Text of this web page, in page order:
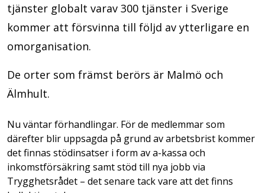
tjänster globalt varav 300 tjänster i Sverige
kommer att försvinna till följd av ytterligare en
omorganisation.
De orter som främst berörs är Malmö och
Älmhult.
Nu väntar förhandlingar. För de medlemmar som
därefter blir uppsagda på grund av arbetsbrist kommer
det finnas stödinsatser i form av a-kassa och
inkomstförsäkring samt stöd till nya jobb via
Trygghetsrådet – det senare tack vare att det finns